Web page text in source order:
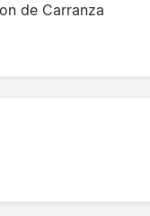
de Carranza